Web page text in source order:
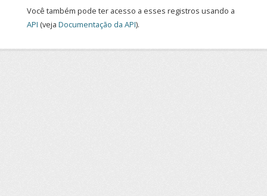
Você também pode ter acesso a esses registros usando a
API (veja Documentação da API).